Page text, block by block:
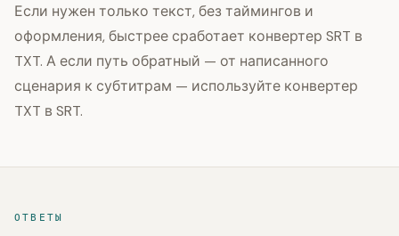
Если нужен только текст, без таймингов и
оформления, быстрее сработает конвертер SRT в
TXT. А если путь обратный — от написанного
сценария к субтитрам — используйте конвертер
TXT в SRT.
ОТВЕТЫ